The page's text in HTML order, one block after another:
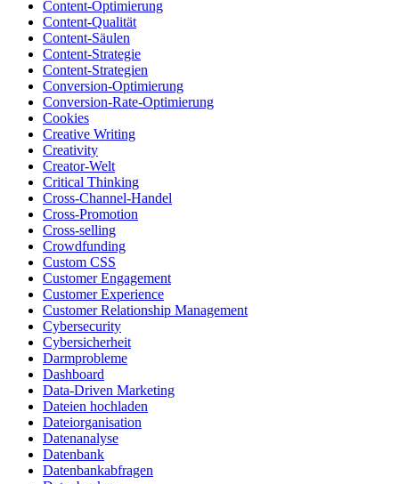
Content-Optimierung
Content-Qualität
Content-Säulen
Content-Strategie
Content-Strategien
Conversion-Optimierung
Conversion-Rate-Optimierung
Cookies
Creative Writing
Creativity
Creator-Welt
Critical Thinking
Cross-Channel-Handel
Cross-Promotion
Cross-selling
Crowdfunding
Custom CSS
Customer Engagement
Customer Experience
Customer Relationship Management
Cybersecurity
Cybersicherheit
Darmprobleme
Dashboard
Data-Driven Marketing
Dateien hochladen
Dateiorganisation
Datenanalyse
Datenbank
Datenbankabfragen